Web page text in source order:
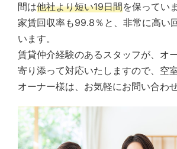
間は他社より短い19日間を保ってい
家賃回収率も99.8％と、非常に高い
います。
賃貸仲介経験のあるスタッフが、オ
寄り添って対応いたしますので、空
オーナー様は、お気軽にお問い合わ